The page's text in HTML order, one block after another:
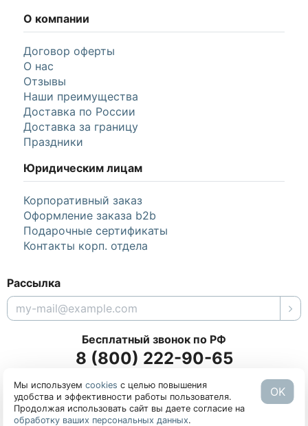
О компании
Договор оферты
О нас
Отзывы
Наши преимущества
Доставка по России
Доставка за границу
Праздники
Юридическим лицам
Корпоративный заказ
Оформление заказа b2b
Подарочные сертификаты
Контакты корп. отдела
Рассылка
Бесплатный звонок по РФ
8 (800) 222-90-65
Заказать обратный звонок
Copyright © 2026 «flora-flora.ru»
Мы используемcookies с целью повышения
удобства и эффективности работы пользователя.
Продолжая использовать сайт вы даете согласие на
обработку ваших персональных данных.
OK